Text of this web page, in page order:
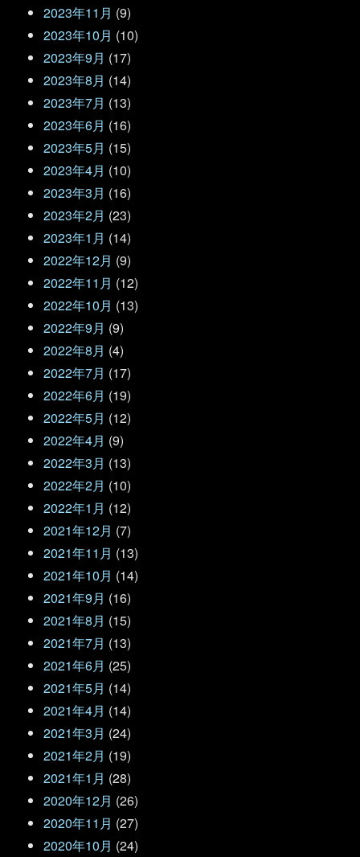
2023年11月 (9)
2023年10月 (10)
2023年9月 (17)
2023年8月 (14)
2023年7月 (13)
2023年6月 (16)
2023年5月 (15)
2023年4月 (10)
2023年3月 (16)
2023年2月 (23)
2023年1月 (14)
2022年12月 (9)
2022年11月 (12)
2022年10月 (13)
2022年9月 (9)
2022年8月 (4)
2022年7月 (17)
2022年6月 (19)
2022年5月 (12)
2022年4月 (9)
2022年3月 (13)
2022年2月 (10)
2022年1月 (12)
2021年12月 (7)
2021年11月 (13)
2021年10月 (14)
2021年9月 (16)
2021年8月 (15)
2021年7月 (13)
2021年6月 (25)
2021年5月 (14)
2021年4月 (14)
2021年3月 (24)
2021年2月 (19)
2021年1月 (28)
2020年12月 (26)
2020年11月 (27)
2020年10月 (24)